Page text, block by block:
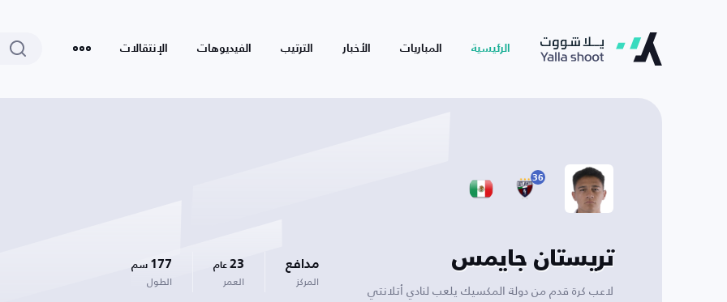
الرئيسية المباريات الأخبار الترتيب الفيديوهات الإنتقالات
36
تريستان جايمس
لاعب كرة قدم من دولة المكسيك يلعب لنادي أتلانتي
مدافع
المركز
23 عام
العمر
177 سم
الطول